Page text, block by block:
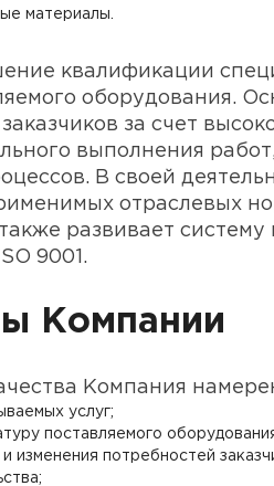
материалы.
квалификации
оборудования.
за счет
выполнения
В своей
отраслевых
развивает
9001.
Компании
Компания
услуг;
поставляемого
изменения потребностей